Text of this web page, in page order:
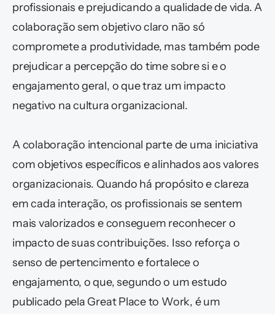
profissionais e prejudicando a qualidade de vida. A
colaboração sem objetivo claro não só
compromete a produtividade, mas também pode
prejudicar a percepção do time sobre si e o
engajamento geral, o que traz um impacto
negativo na cultura organizacional.
A colaboração intencional parte de uma iniciativa
com objetivos específicos e alinhados aos valores
organizacionais. Quando há propósito e clareza
em cada interação, os profissionais se sentem
mais valorizados e conseguem reconhecer o
impacto de suas contribuições. Isso reforça o
senso de pertencimento e fortalece o
engajamento, o que, segundo o um estudo
publicado pela Great Place to Work, é um